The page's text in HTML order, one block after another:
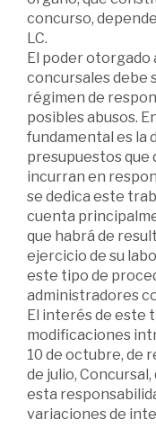
concurso,
LC.
El poder otorgado
concursales debe
régimen de
posibles abusos.
fundamental es la
presupuestos que
incurran en
se dedica este
cuenta
que habrá de
ejercicio de su
este tipo de
administradores
El interés de este
modificaciones
10 de octubre, de
de julio,
esta
variaciones de